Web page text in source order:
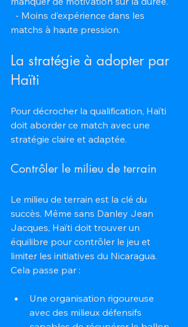
matchs à haute pression.
La stratégie à adopter par
Haïti
Pour décrocher la qualification, Haïti
doit aborder ce match avec une
stratégie claire et adaptée.
Contrôler le milieu de terrain
Le milieu de terrain est la clé du
succès. Même sans Danley Jean
Jacques, Haïti doit trouver un
équilibre pour contrôler le jeu et
limiter les initiatives du Nicaragua.
Cela passe par :
Une organisation rigoureuse
avec des milieux défensifs